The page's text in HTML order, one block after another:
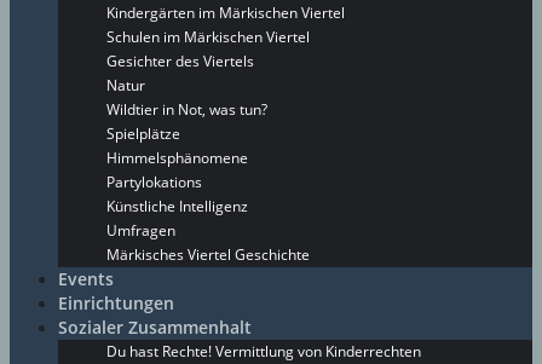
Kindergärten im Märkischen Viertel
Schulen im Märkischen Viertel
Gesichter des Viertels
Natur
Wildtier in Not, was tun?
Spielplätze
Himmelsphänomene
Partylokations
Künstliche Intelligenz
Umfragen
Märkisches Viertel Geschichte
Events
Einrichtungen
Sozialer Zusammenhalt
Du hast Rechte! Vermittlung von Kinderrechten